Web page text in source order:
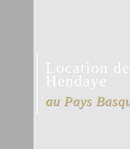
Location
Hendaye
au Pays